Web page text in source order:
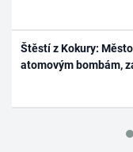
Štěstí z Kokury:
atomovým bombám,